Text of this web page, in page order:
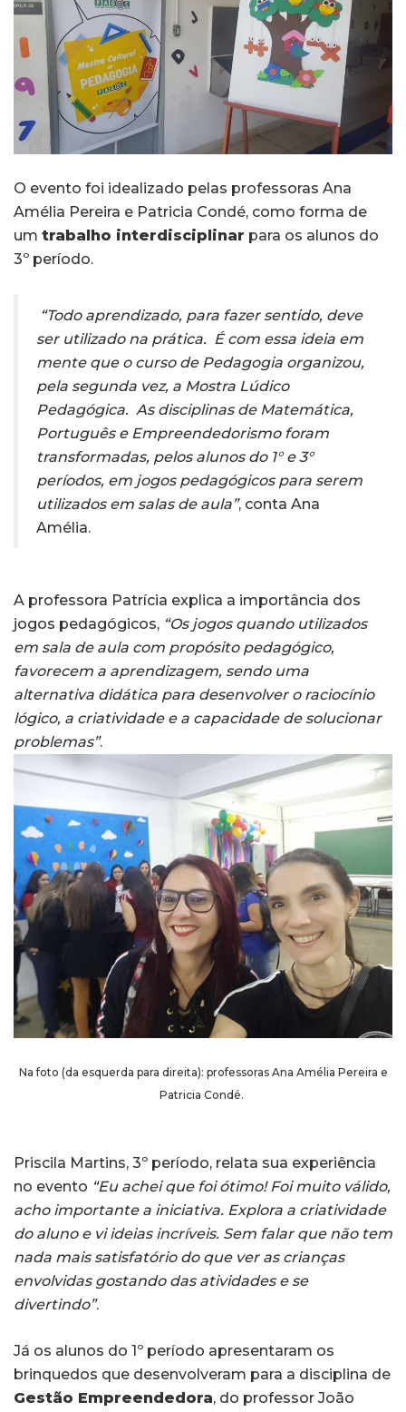
O evento foi idealizado pelas professoras Ana
Amélia Pereira e Patricia Condé, como forma de
um trabalho interdisciplinar para os alunos do
3º período.
“Todo aprendizado, para fazer sentido, deve
ser utilizado na prática. É com essa ideia em
mente que o curso de Pedagogia organizou,
pela segunda vez, a Mostra Lúdico
Pedagógica. As disciplinas de Matemática,
Português e Empreendedorismo foram
transformadas, pelos alunos do 1° e 3°
períodos, em jogos pedagógicos para serem
utilizados em salas de aula”, conta Ana
Amélia.
A professora Patrícia explica a importância dos
jogos pedagógicos, “Os jogos quando utilizados
em sala de aula com propósito pedagógico,
favorecem a aprendizagem, sendo uma
alternativa didática para desenvolver o raciocínio
lógico, a criatividade e a capacidade de solucionar
problemas”.
Na foto (da esquerda para direita): professoras Ana Amélia Pereira e
Patricia Condé.
Priscila Martins, 3º período, relata sua experiência
no evento “Eu achei que foi ótimo! Foi muito válido,
acho importante a iniciativa. Explora a criatividade
do aluno e vi ideias incríveis. Sem falar que não tem
nada mais satisfatório do que ver as crianças
envolvidas gostando das atividades e se
divertindo”.
Já os alunos do 1º período apresentaram os
brinquedos que desenvolveram para a disciplina de
Gestão Empreendedora, do professor João